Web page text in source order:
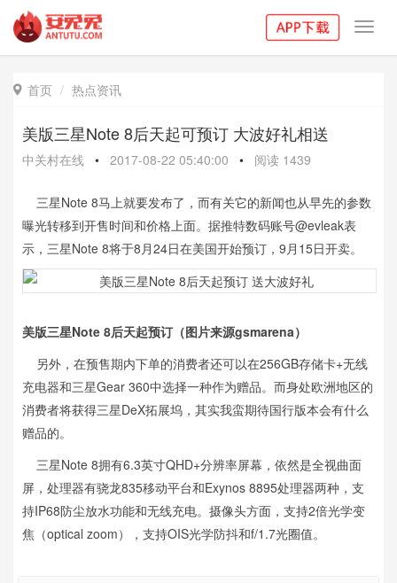
 首页 热点资讯
美版三星Note 8后天起可预订 大波好礼相送
中关村在线 • 2017-08-22 05:40:00 • 阅读 1439
三星Note 8马上就要发布了，而有关它的新闻也从早先的参数
曝光转移到开售时间和价格上面。据推特数码账号@evleak表
示，三星Note 8将于8月24日在美国开始预订，9月15日开卖。
美版三星Note 8后天起预订（图片来源gsmarena）
另外，在预售期内下单的消费者还可以在256GB存储卡+无线
充电器和三星Gear 360中选择一种作为赠品。而身处欧洲地区的
消费者将获得三星DeX拓展坞，其实我蛮期待国行版本会有什么
赠品的。
三星Note 8拥有6.3英寸QHD+分辨率屏幕，依然是全视曲面
屏，处理器有骁龙835移动平台和Exynos 8895处理器两种，支
持IP68防尘放水功能和无线充电。摄像头方面，支持2倍光学变
焦（optical zoom），支持OIS光学防抖和f/1.7光圈值。